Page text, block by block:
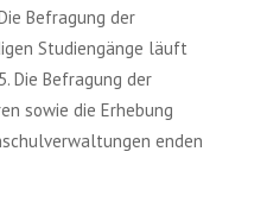
Befragung der
Studiengänge läuft
Die Befragung der
sowie die Erhebung
enden